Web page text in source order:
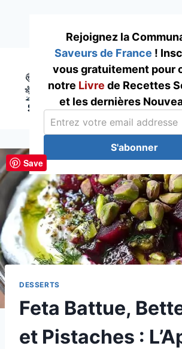
content
DESSERTS
Feta Battue,
et Pistaches :
Rejoignez la
Saveurs de France !
vous gratuitement pour
notre Livre de Recettes
et les dernières
S'abonner
Save